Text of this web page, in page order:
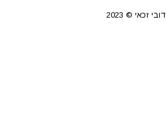
דובי זכאי © 2023